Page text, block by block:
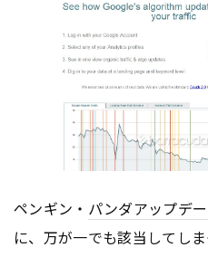
ペンギン・ パンダアップデ
に、万が一でも該当してし